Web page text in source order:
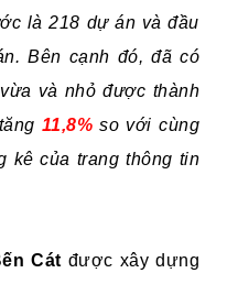
là 218 dự án và đầu
Bên cạnh đó, đã có
vừa và nhỏ được thành
11,8% so với cùng
kê của trang thông tin
Cát được xây dựng